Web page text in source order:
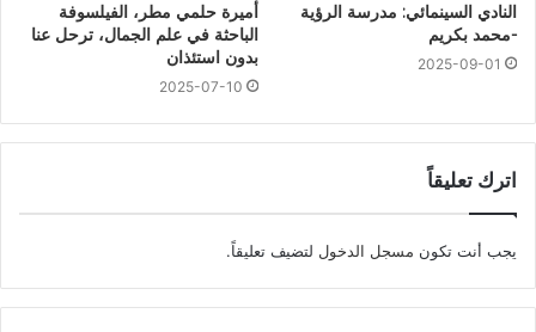
النادي السينمائي: مدرسة الرؤية
-محمد بكريم
2025-09-01
أميرة حلمي مطر، الفيلسوفة
الباحثة في علم الجمال، ترحل عنا
بدون استئذان
2025-07-10
اترك تعليقاً
يجب أنت تكون مسجل الدخول لتضيف تعليقاً.